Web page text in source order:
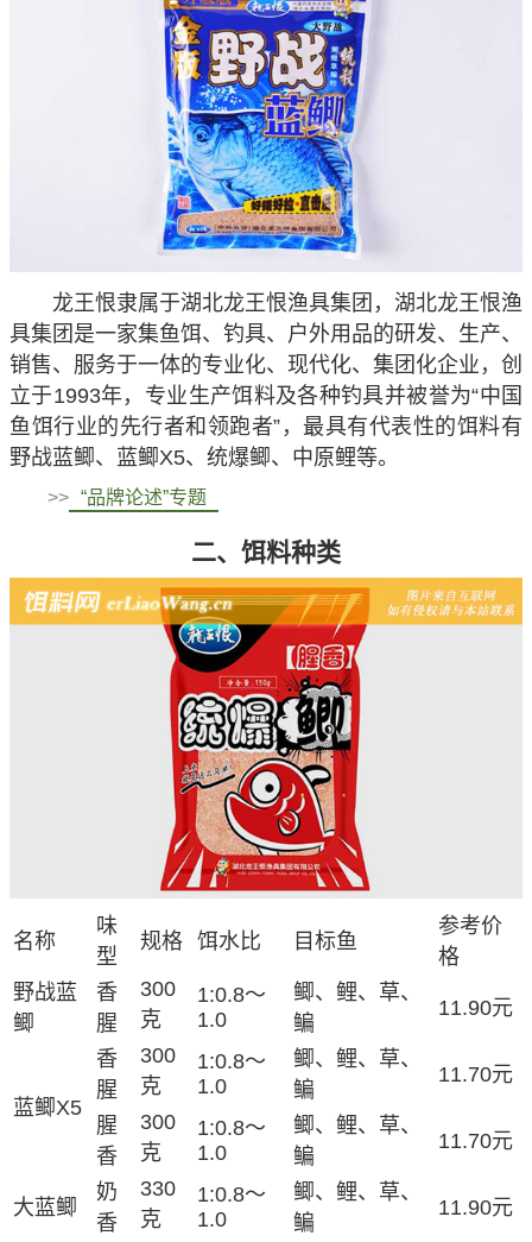
龙王恨隶属于湖北龙王恨渔具集团，湖北龙王恨渔
具集团是一家集鱼饵、钓具、户外用品的研发、生产、
销售、服务于一体的专业化、现代化、集团化企业，创
立于1993年，专业生产饵料及各种钓具并被誉为“中国
鱼饵行业的先行者和领跑者”，最具有代表性的饵料有
野战蓝鲫、蓝鲫X5、统爆鲫、中原鲤等。
>> “品牌论述”专题
二、饵料种类
名称
味
型
规格 饵水比 目标鱼
参考价
格
野战蓝
鲫
香
腥
300
克
1:0.8～
1.0
鲫、鲤、草、
鳊
11.90元
蓝鲫X5
香
腥
300
克
1:0.8～
1.0
鲫、鲤、草、
鳊
11.70元
腥
香
300
克
1:0.8～
1.0
鲫、鲤、草、
鳊
11.70元
大蓝鲫
奶
香
330
克
1:0.8～
1.0
鲫、鲤、草、
鳊
11.90元